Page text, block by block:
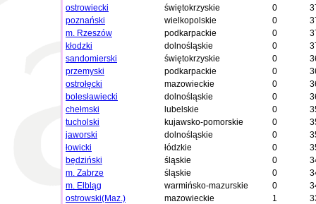
ostrowiecki
świętokrzyskie 0
poznański
wielkopolskie 0
m. Rzeszów
podkarpackie 0
kłodzki
dolnośląskie 0
sandomierski
świętokrzyskie 0
przemyski
podkarpackie 0
ostrołęcki
mazowieckie 0
bolesławiecki
dolnośląskie 0
chełmski
lubelskie 0
tucholski
kujawsko-pomorskie 0
jaworski
dolnośląskie 0
łowicki
łódzkie 0
będziński
śląskie 0
m. Zabrze
śląskie 0
m. Elbląg
warmińsko-mazurskie 0
ostrowski(Maz.)
mazowieckie 1